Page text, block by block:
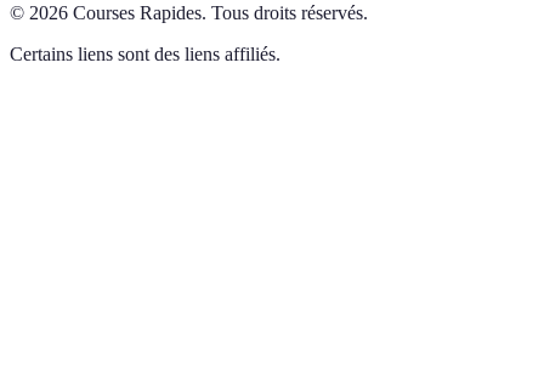
© 2026 Courses Rapides. Tous droits réservés.
Certains liens sont des liens affiliés.